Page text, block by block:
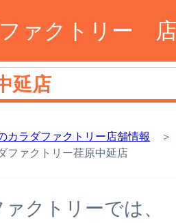
ァクトリー
延店
カラダファクトリー店舗情報
ァクトリー荏原中延店
クトリーでは、